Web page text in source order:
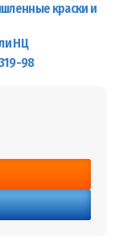
краски и
НЦ
98